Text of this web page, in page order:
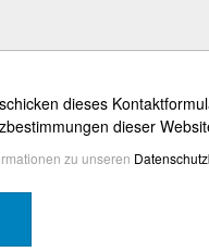
dieses
dieser
zu unseren